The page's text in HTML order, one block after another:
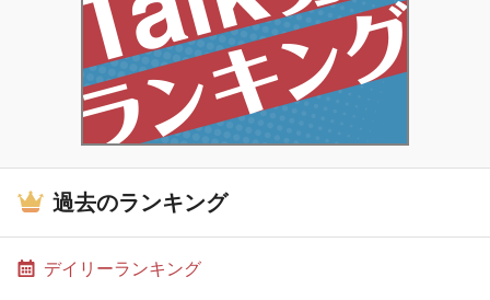
過去のランキング
デイリーランキング